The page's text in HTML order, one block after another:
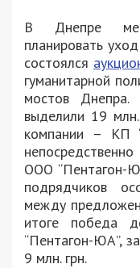
В Днепре
планировать
состоялся
гуманитарной
мостов
выделили 19
компании – КП
ООО “Пентагон-
подрядчиков
между
итоге победа
“Пентагон-ЮА”,
9 млн. грн.